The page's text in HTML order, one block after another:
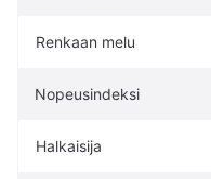
Renkaan melu
Nopeusindeksi
Halkaisija